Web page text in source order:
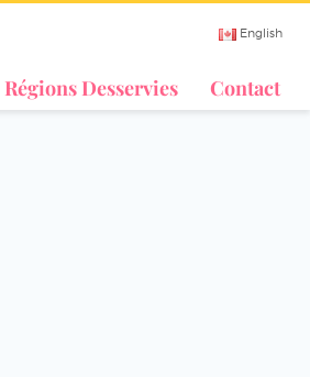
English
Régions Desservies Contact